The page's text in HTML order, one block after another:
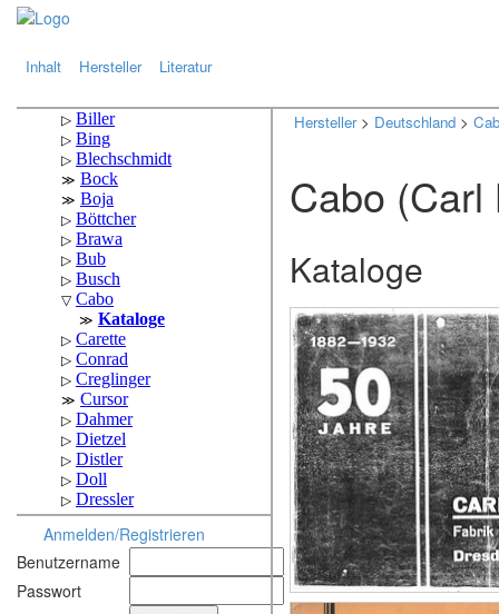
Inhalt Hersteller Literatur
Anmelden/Registrieren
Benutzername
Passwort
Hersteller> Deutschland >
Cabo
Kataloge